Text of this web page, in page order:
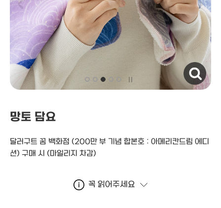
망토 담요
달러구트 꿈 백화점 (200만 부 기념 합본호 : 아메리칸드림 에디
션) 구매 시 (마일리지 차감)
꼭 읽어주세요